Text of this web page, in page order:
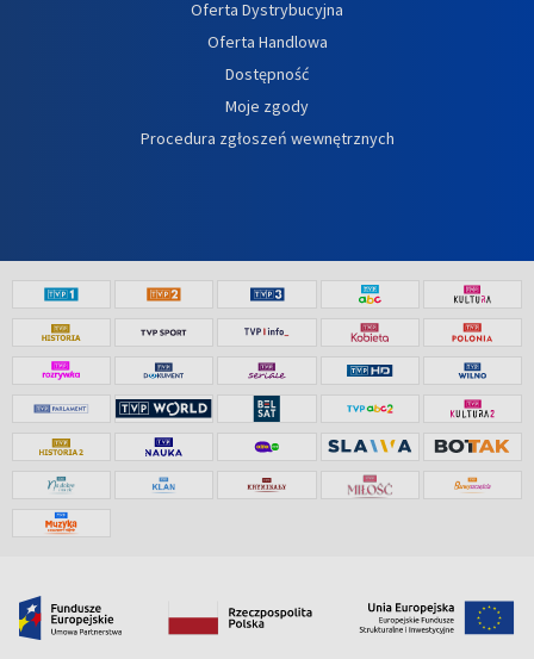
Oferta Dystrybucyjna
Oferta Handlowa
Dostępność
Moje zgody
Procedura zgłoszeń wewnętrznych